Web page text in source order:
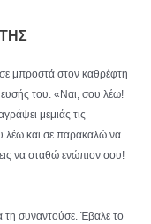
μπροστά στον καθρέφτη
του. «Ναι, σου λέω!
μεμιάς τις
λέω και σε παρακαλώ να
να σταθώ ενώπιον σου!
συναντούσε. Έβαλε το